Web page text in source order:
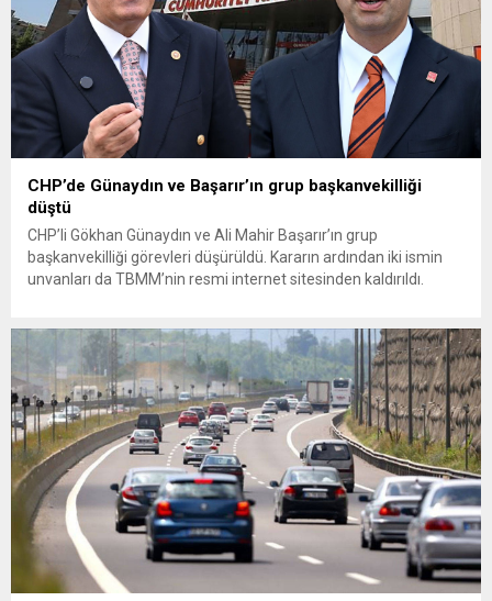
CHP’de Günaydın ve Başarır’ın grup başkanvekilliği
düştü
CHP’li Gökhan Günaydın ve Ali Mahir Başarır’ın grup
başkanvekilliği görevleri düşürüldü. Kararın ardından iki ismin
unvanları da TBMM’nin resmi internet sitesinden kaldırıldı.
çıkarma cezası uygulanmak üzere Yüksek Disiplin Kurulu’na
(YDK) sevk edilen ve partideki tüm görevlerinden...